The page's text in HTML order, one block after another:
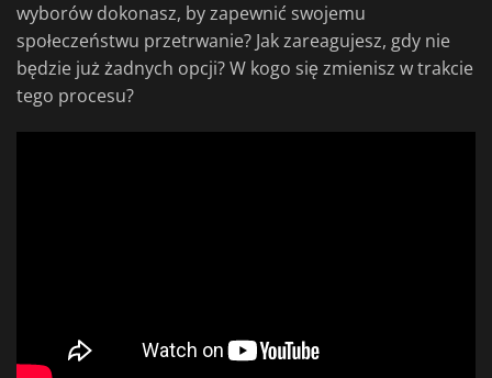
wyborów dokonasz, by zapewnić swojemu
społeczeństwu przetrwanie? Jak zareagujesz, gdy nie
będzie już żadnych opcji? W kogo się zmienisz w trakcie
tego procesu?